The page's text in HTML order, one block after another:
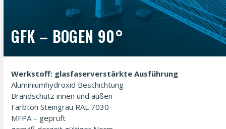
GFK – BOGEN 90°
Werkstoff: glasfaserverstärkte Ausführung
Aluminiumhydroxid Beschichtung
Brandschutz innen und außen
Farbton Steingrau RAL 7030
MFPA – geprüft